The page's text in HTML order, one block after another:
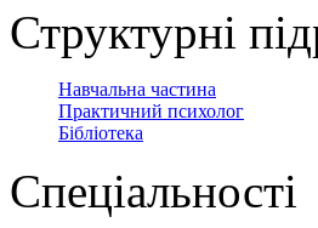
Структурні
Навчальна частина
Практичний психолог
Бібліотека
Спеціальності